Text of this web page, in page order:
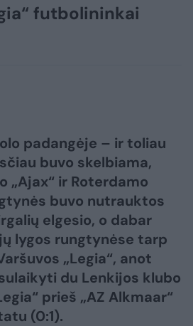
futbolininkai
padangėje – ir toliau
buvo skelbiama,
„Ajax“ ir Roterdamo
buvo nutrauktos
elgesio, o dabar
lygos rungtynėse tarp
„Legia“, anot
du Lenkijos klubo
prieš „AZ Alkmaar“
(0:1).